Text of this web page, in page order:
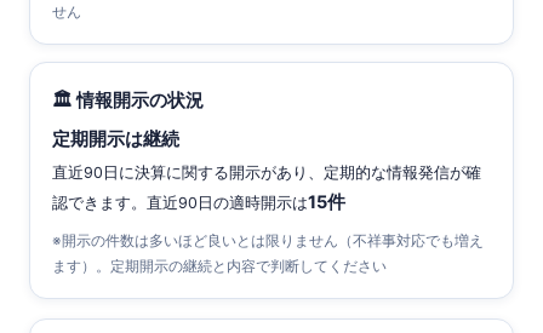
せん
🏛 情報開示の状況
定期開示は継続
直近90日に決算に関する開示があり、定期的な情報発信が確
認できます。直近90日の適時開示は15件
※開示の件数は多いほど良いとは限りません（不祥事対応でも増え
ます）。定期開示の継続と内容で判断してください